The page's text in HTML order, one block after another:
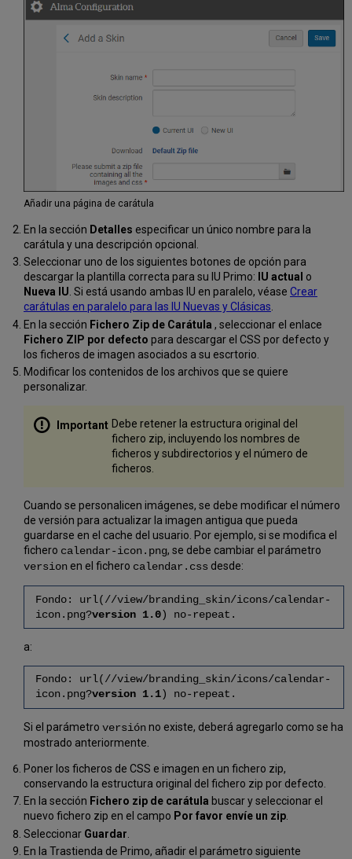
Añadir una página de carátula
En la sección Detalles especificar un único nombre para la
carátula y una descripción opcional.
Seleccionar uno de los siguientes botones de opción para
descargar la plantilla correcta para su IU Primo: IU actual o
Nueva IU. Si está usando ambas IU en paralelo, véase Crear
carátulas en paralelo para las IU Nuevas y Clásicas.
En la sección Fichero Zip de Carátula , seleccionar el enlace
Fichero ZIP por defecto para descargar el CSS por defecto y
los ficheros de imagen asociados a su escrtorio.
Modificar los contenidos de los archivos que se quiere
personalizar.
Debe retener la estructura original del
fichero zip, incluyendo los nombres de
ficheros y subdirectorios y el número de
ficheros.
Cuando se personalicen imágenes, se debe modificar el número
de versión para actualizar la imagen antigua que pueda
guardarse en el cache del usuario. Por ejemplo, si se modifica el
fichero calendar-icon.png, se debe cambiar el parámetro
version en el fichero calendar.css desde:
Fondo: url(//view/branding_skin/icons/calendar-
icon.png?version 1.0) no-repeat.
a:
Fondo: url(//view/branding_skin/icons/calendar-
icon.png?version 1.1) no-repeat.
Si el parámetro versión no existe, deberá agregarlo como se ha
mostrado anteriormente.
Poner los ficheros de CSS e imagen en un fichero zip,
conservando la estructura original del fichero zip por defecto.
En la sección Fichero zip de carátula buscar y seleccionar el
nuevo fichero zip en el campo Por favor envíe un zip.
Seleccionar Guardar
En la Trastienda de Primo, añadir el parámetro siguiente